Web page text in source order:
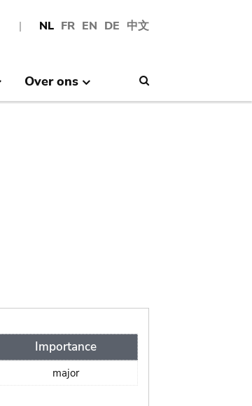
NL FR EN DE 中文
Over ons
Importance
major